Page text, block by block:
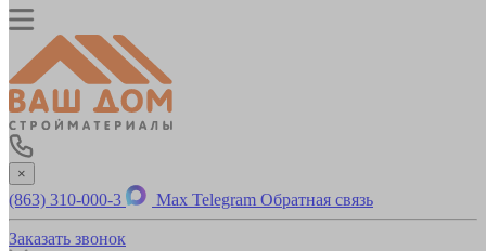
×
(863) 310-000-3 Max Telegram Обратная связь
Заказать звонок